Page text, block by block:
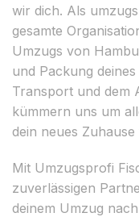
wir dich. Als
gesamte
Umzugs von
und Packung
Transport und dem
kümmern uns um
dein neues
Mit Umzugsprofi
zuverlässigen
deinem Umzug